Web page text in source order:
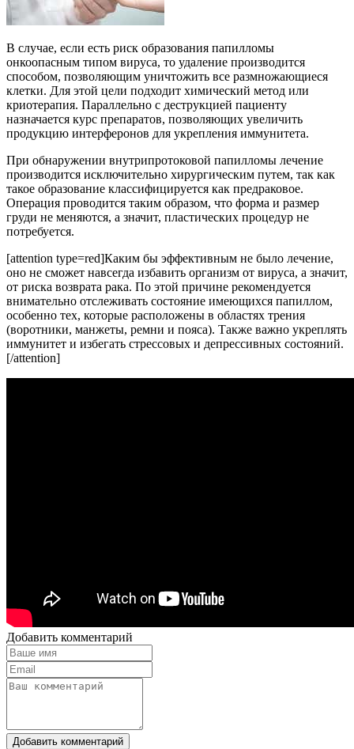
В случае, если есть риск образования папилломы
онкоопасным типом вируса, то удаление производится
способом, позволяющим уничтожить все размножающиеся
клетки. Для этой цели подходит химический метод или
криотерапия. Параллельно с деструкцией пациенту
назначается курс препаратов, позволяющих увеличить
продукцию интерферонов для укрепления иммунитета.
При обнаружении внутрипротоковой папилломы лечение
производится исключительно хирургическим путем, так как
такое образование классифицируется как предраковое.
Операция проводится таким образом, что форма и размер
груди не меняются, а значит, пластических процедур не
потребуется.
[attention type=red]Каким бы эффективным не было лечение,
оно не сможет навсегда избавить организм от вируса, а значит,
от риска возврата рака. По этой причине рекомендуется
внимательно отслеживать состояние имеющихся папиллом,
особенно тех, которые расположены в областях трения
(воротники, манжеты, ремни и пояса). Также важно укреплять
иммунитет и избегать стрессовых и депрессивных состояний.
[/attention]
Добавить комментарий
Добавить комментарий